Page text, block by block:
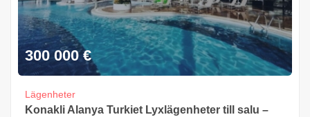
300 000 €
Lägenheter
Konakli Alanya Turkiet Lyxlägenheter till salu –